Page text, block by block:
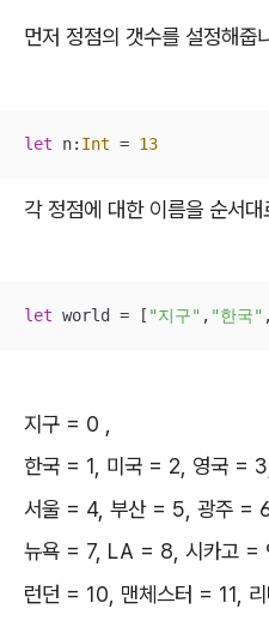
먼저 정점의 갯수를 설정해줍
let n: Int = 13
각 정점에 대한 이름을 순서대
let world = [ "지구" , "한국" ,
지구 = 0 ,
한국 = 1, 미국 = 2, 영국 =
서울 = 4, 부산 = 5, 광주 =
뉴욕 = 7, LA = 8, 시카고 =
런던 = 10, 맨체스터 = 11,